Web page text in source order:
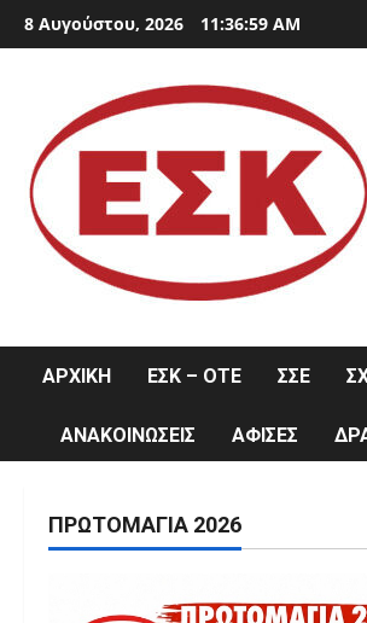
Skip
to
8 Αυγούστου, 2026 11:37:00 AM
ΑΡΧΙΚΗ ΕΣΚ – ΟΤΕ ΣΣΕ
ΑΝΑΚΟΙΝΩΣΕΙΣ ΑΦΙΣΕΣ
ΠΡΩΤΟΜΑΓΙΆ 2026